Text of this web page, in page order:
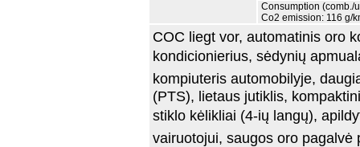
Consumption (comb./
Co2 emission: 116 g/
COC liegt vor, automatinis oro
kondicionierius, sėdynių
kompiuteris automobilyje,
(PTS), lietaus jutiklis,
stiklo kėlikliai (4-ių langų),
vairuotojui, saugos oro